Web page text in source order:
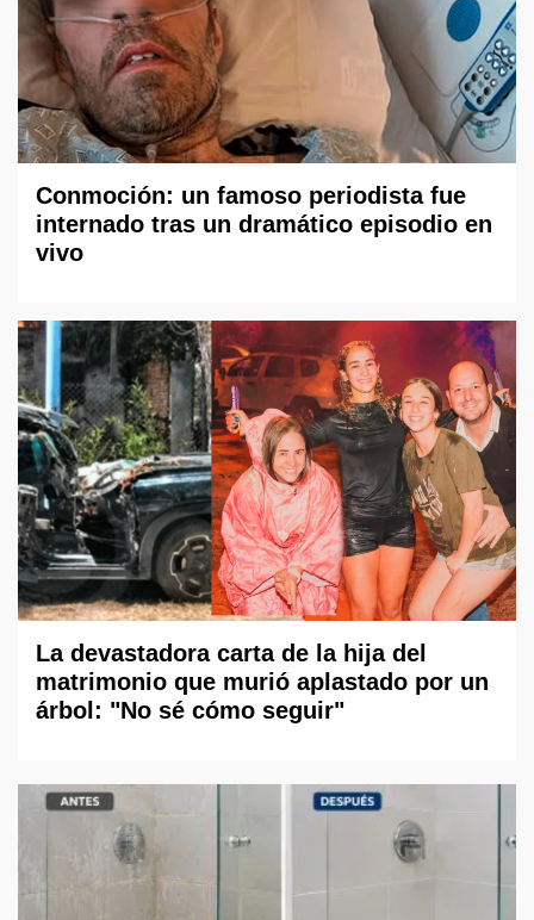
Conmoción: un famoso periodista fue
internado tras un dramático episodio en
vivo
La devastadora carta de la hija del
matrimonio que murió aplastado por un
árbol: "No sé cómo seguir"